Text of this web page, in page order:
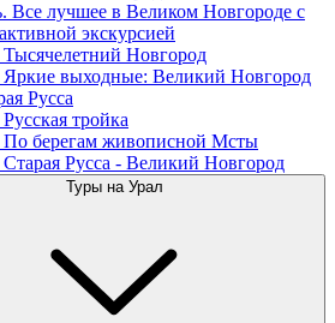
Все лучшее в Великом Новгороде с
экскурсией
Тысячелетний Новгород
Яркие выходные: Великий Новгород
Русса
тройка
По берегам живописной Мсты
Старая Русса - Великий Новгород
Туры на Урал